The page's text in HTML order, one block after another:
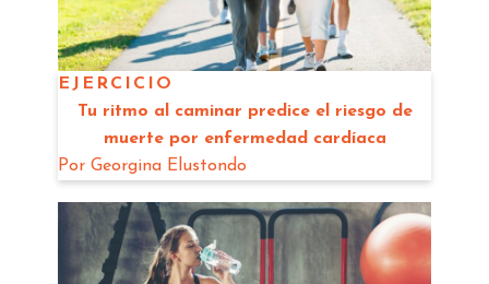
EJERCICIO
Tu ritmo al caminar predice el riesgo de
muerte por enfermedad cardíaca
Por Georgina Elustondo